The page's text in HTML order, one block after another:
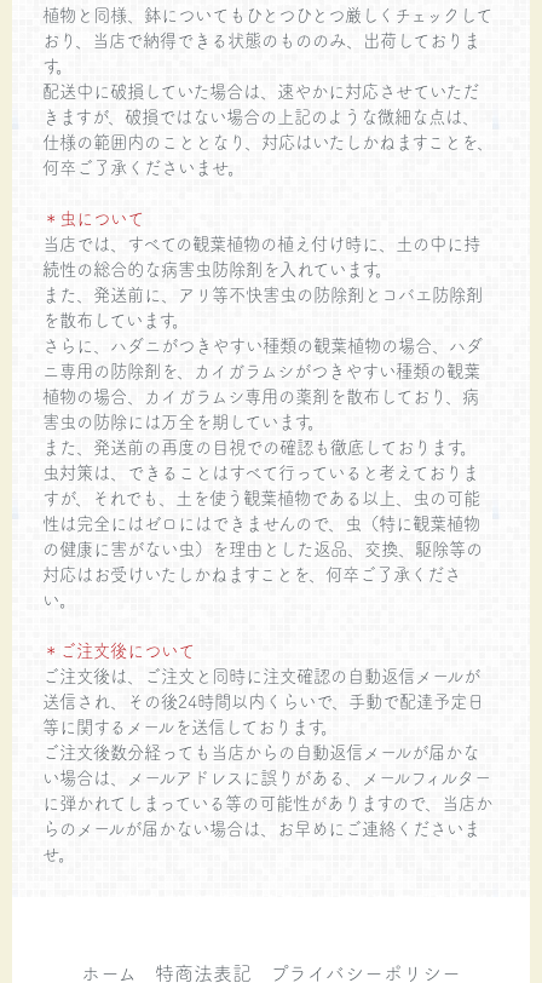
植物と同様、鉢についてもひとつひとつ厳しくチェックして
おり、当店で納得できる状態のもののみ、出荷しておりま
す。
配送中に破損していた場合は、速やかに対応させていただ
きますが、破損ではない場合の上記のような微細な点は、
仕様の範囲内のこととなり、対応はいたしかねますことを、
何卒ご了承くださいませ。
＊虫について
当店では、すべての観葉植物の植え付け時に、土の中に持
続性の総合的な病害虫防除剤を入れています。
また、発送前に、アリ等不快害虫の防除剤とコバエ防除剤
を散布しています。
さらに、ハダニがつきやすい種類の観葉植物の場合、ハダ
ニ専用の防除剤を、カイガラムシがつきやすい種類の観葉
植物の場合、カイガラムシ専用の薬剤を散布しており、病
害虫の防除には万全を期しています。
また、発送前の再度の目視での確認も徹底しております。
虫対策は、できることはすべて行っていると考えておりま
すが、それでも、土を使う観葉植物である以上、虫の可能
性は完全にはゼロにはできませんので、虫（特に観葉植物
の健康に害がない虫）を理由とした返品、交換、駆除等の
対応はお受けいたしかねますことを、何卒ご了承くださ
い。
＊ご注文後について
ご注文後は、ご注文と同時に注文確認の自動返信メールが
送信され、その後24時間以内くらいで、手動で配達予定日
等に関するメールを送信しております。
ご注文後数分経っても当店からの自動返信メールが届かな
い場合は、メールアドレスに誤りがある、メールフィルター
に弾かれてしまっている等の可能性がありますので、当店か
らのメールが届かない場合は、お早めにご連絡くださいま
せ。
ホーム 特商法表記 プライバシーポリシー